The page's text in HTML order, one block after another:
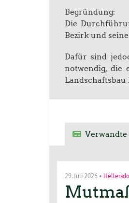
Begründung:
Die
Bezirk und
Dafür sind
notwendig, die
29. Juli 2026 •